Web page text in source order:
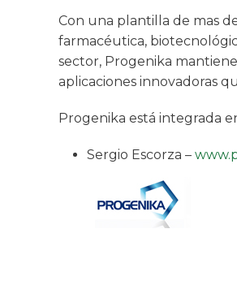
Con una plantilla de mas
farmacéutica,
sector, Progenika
aplicaciones innovadoras
Progenika está integrada
Sergio Escorza –